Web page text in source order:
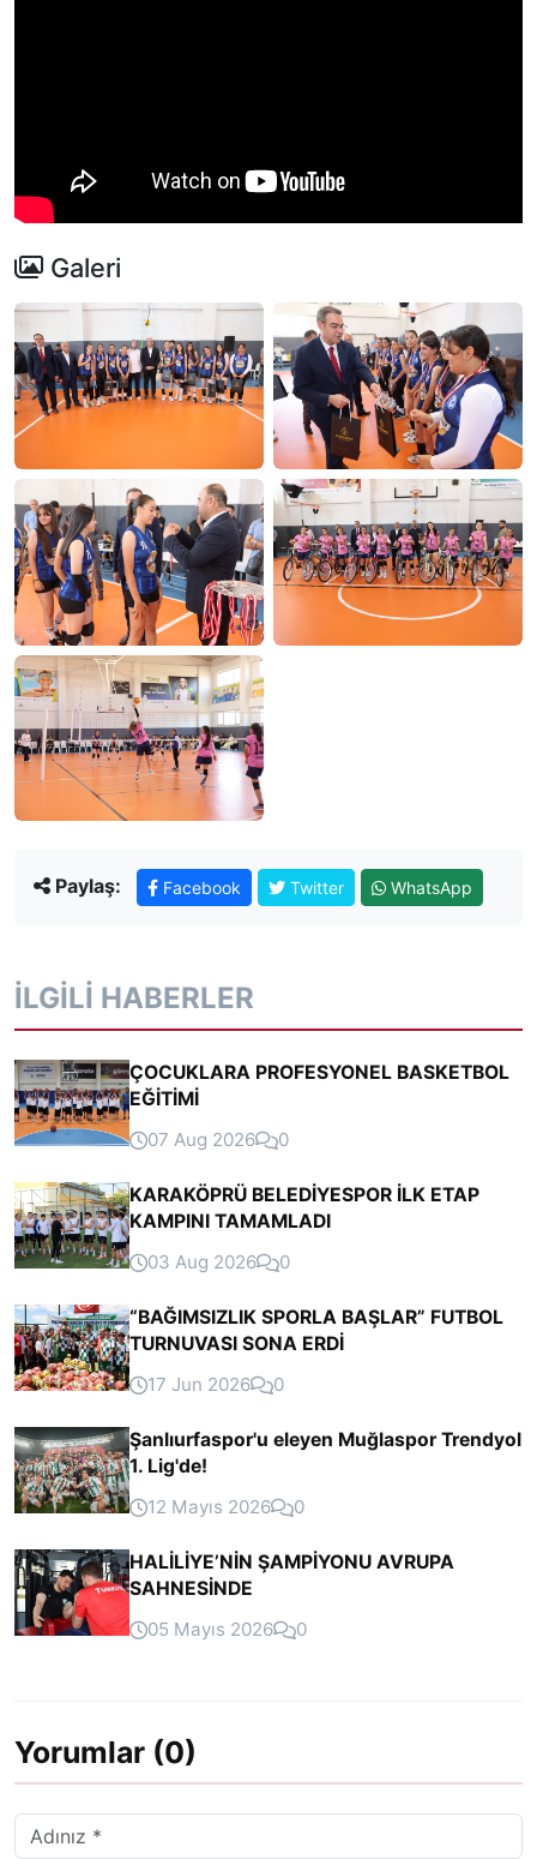
Galeri
Paylaş: Facebook Twitter WhatsApp
İLGILI HABERLER
ÇOCUKLARA PROFESYONEL BASKETBOL
EĞİTİMİ
07 Aug 2026
0
KARAKÖPRÜ BELEDİYESPOR İLK ETAP
KAMPINI TAMAMLADI
03 Aug 2026
0
“BAĞIMSIZLIK SPORLA BAŞLAR” FUTBOL
TURNUVASI SONA ERDİ
17 Jun 2026
0
Şanlıurfaspor'u eleyen Muğlaspor Trendyol
1. Lig'de!
12 Mayıs 2026
0
HALİLİYE’NİN ŞAMPİYONU AVRUPA
SAHNESİNDE
05 Mayıs 2026
0
Yorumlar (0)